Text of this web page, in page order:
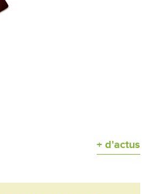
+ d'actus